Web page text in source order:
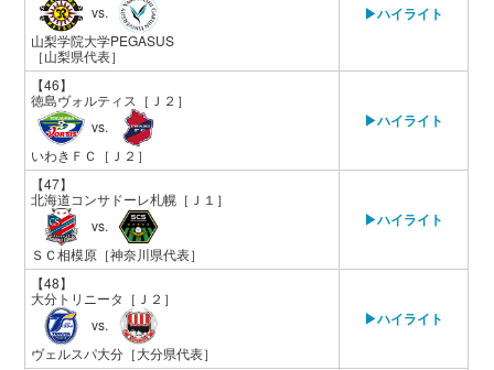
vs.
山梨学院大学PEGASUS
［山梨県代表］
▶ハイライト
【46】
徳島ヴォルティス ［Ｊ２］
vs.
いわきＦＣ
［Ｊ２］
▶ハイライト
【47】
北海道コンサドーレ札幌 ［Ｊ１］
vs.
ＳＣ相模原 ［神奈川県代表］
▶ハイライト
【48】
大分トリニータ ［Ｊ２］
vs.
ヴェルスパ大分 ［大分県代表］
▶ハイライト